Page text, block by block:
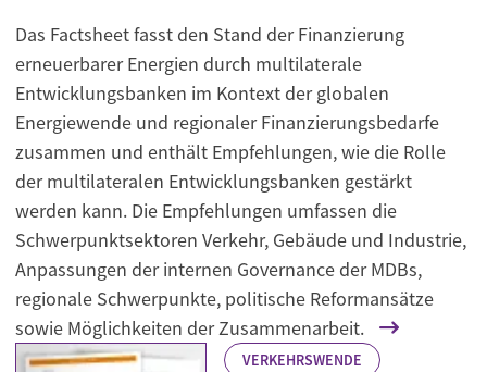
Das Factsheet fasst den Stand der Finanzierung
erneuerbarer Energien durch multilaterale
Entwicklungsbanken im Kontext der globalen
Energiewende und regionaler Finanzierungsbedarfe
zusammen und enthält Empfehlungen, wie die Rolle
der multilateralen Entwicklungsbanken gestärkt
werden kann. Die Empfehlungen umfassen die
Schwerpunktsektoren Verkehr, Gebäude und Industrie,
Anpassungen der internen Governance der MDBs,
regionale Schwerpunkte, politische Reformansätze
sowie Möglichkeiten der Zusammenarbeit.
VERKEHRSWENDE